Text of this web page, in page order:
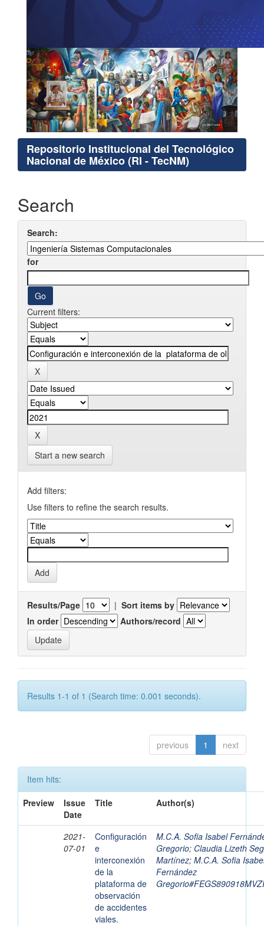
Repositorio Institucional del Tecnológico
Nacional de México (RI - TecNM)
Search
Search:
for
Current filters:
Start a new search
Add filters:
Use filters to refine the search results.
Results/Page | Sort items by
In order
Authors/record
Results 1-1 of 1 (Search time: 0.001 seconds).
previous 1 next
Item hits:
Preview
Issue
Date
Title Author(s)
2021-
07-01
Configuración
e
interconexión
de la
plataforma de
observación
de accidentes
viales.
M.C.A. Sofia Isabel
Gregorio; Claudia Lizeth
Martínez; M.C.A. Sofia
Fernández